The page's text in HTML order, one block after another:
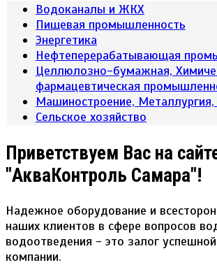
Водоканалы и ЖКХ
Пищевая промышленность
Энергетика
Нефтеперерабатывающая
Целлюлозно-бумажная,
фармацевтическая
Машиностроение, Металлургия,
Сельское хозяйство
Приветствуем Вас на
"АкваКонтроль Самара"!
Надежное оборудование и
наших клиентов в сфере вопросов
водоотведения - это залог
компании.